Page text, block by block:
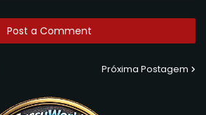
Post a Comment
Próxima Postagem